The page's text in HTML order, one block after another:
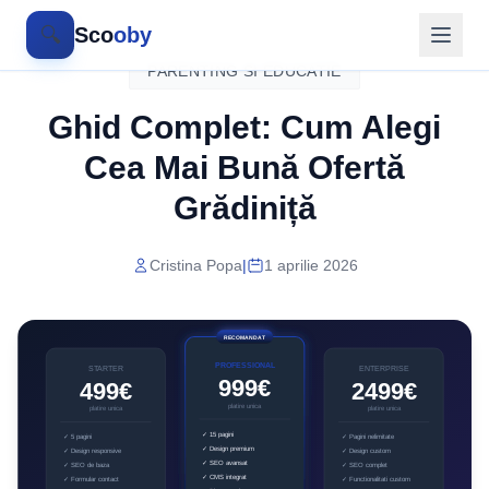
🔍 Scooby
PARENTING SI EDUCATIE
Ghid Complet: Cum Alegi
Cea Mai Bună Ofertă
Grădiniță
Cristina Popa| 1 aprilie 2026